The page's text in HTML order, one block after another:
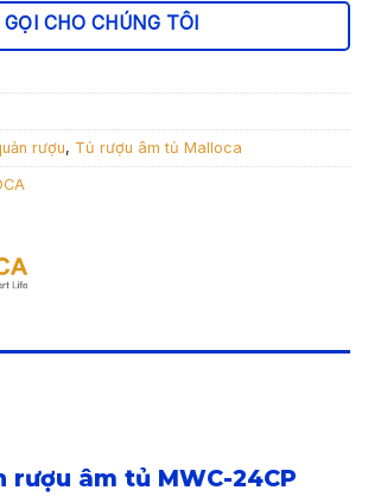
GỌI CHO CHÚNG TÔI
rượu, Tủ rượu âm tủ Malloca
rượu âm tủ MWC-24CP